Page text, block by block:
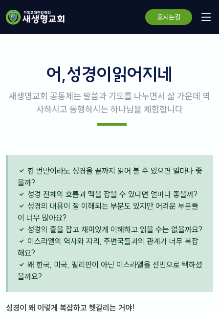
오시는길
어,성경이읽어지네
새생명교회 공동체는 말씀과 기도를 나누면서 삶 가운데 역
사하시고 동행하시는 하나님을 체험합니다
한 번만이라도 성경을 끝까지 읽어 볼 수 있으면 얼마나 좋
을까?
성경 전체의 흐름과 맥을 잡을 수 있다면 얼마나 좋을까?
성경의 내용이 잘 이해되는 부분도 있지만 어려운 부분들
이 너무 많아요?
성경의 줄을 잡고 재미있게 이해하고 읽을 수는 없을까요?
이스라엘의 역사와 지리, 주변국들과의 관계가 너무 복잡
해요?
왜 한국, 미국, 필리핀이 아닌 이스라엘을 선민으로 택하셨
을까요?
성경이 왜 이렇게 복잡하고 헷갈리는 거야!